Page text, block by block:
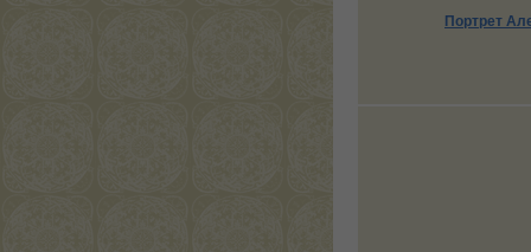
Портрет